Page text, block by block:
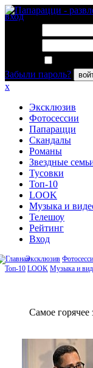
вход
Забыли пароль?
x
Эксклюзив
Фотосессии
Папарацци
Скандалы
Романы
Звездные
Тусовки
Топ-10
LOOK
Музыка и
Телешоу
Рейтинг
Вход
Эксклюзив
Топ-10 LOOK Музыка и
Сaмое гoрячее